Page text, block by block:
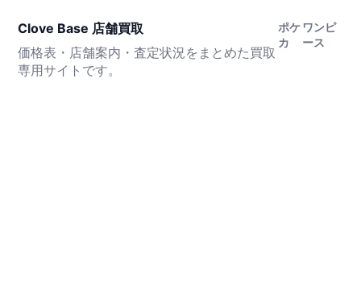
Clove Base 店舗買取
価格表・店舗案内・査定状況をまとめた買取
専用サイトです。
ポケ
カ
ワンピ
ース